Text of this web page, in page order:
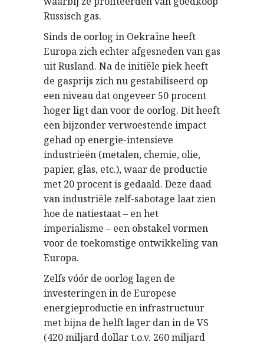
Russisch gas.
Sinds de oorlog in Oekraïne heeft
Europa zich echter afgesneden van gas
uit Rusland. Na de initiële piek heeft
de gasprijs zich nu gestabiliseerd op
een niveau dat ongeveer 50 procent
hoger ligt dan voor de oorlog. Dit heeft
een bijzonder verwoestende impact
gehad op energie-intensieve
industrieën (metalen, chemie, olie,
papier, glas, etc.), waar de productie
met 20 procent is gedaald. Deze daad
van industriële zelf-sabotage laat zien
hoe de natiestaat – en het
imperialisme – een obstakel vormen
voor de toekomstige ontwikkeling van
Europa.
Zelfs vóór de oorlog lagen de
investeringen in de Europese
energieproductie en infrastructuur
met bijna de helft lager dan in de VS
(420 miljard dollar t.o.v. 260 miljard